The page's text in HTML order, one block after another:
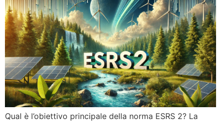
Qual è l’obiettivo principale della norma ESRS 2? La